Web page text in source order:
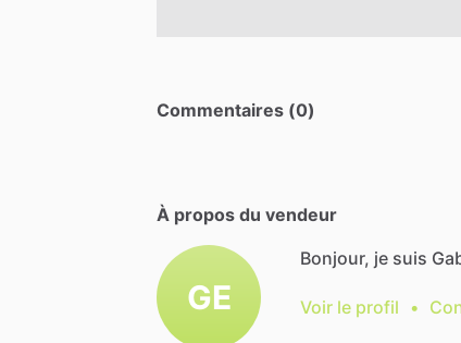
Commentaires (0)
À propos du vendeur
GE
Bonjour, je suis
Voir le profil •